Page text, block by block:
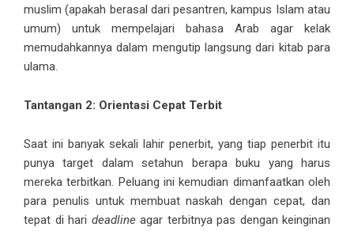
muslim (apakah berasal dari pesantren, kampus Islam atau
umum) untuk mempelajari bahasa Arab agar kelak
memudahkannya dalam mengutip langsung dari kitab para
ulama.
Tantangan 2: Orientasi Cepat Terbit
Saat ini banyak sekali lahir penerbit, yang tiap penerbit itu
punya target dalam setahun berapa buku yang harus
mereka terbitkan. Peluang ini kemudian dimanfaatkan oleh
para penulis untuk membuat naskah dengan cepat, dan
tepat di hari deadline agar terbitnya pas dengan keinginan